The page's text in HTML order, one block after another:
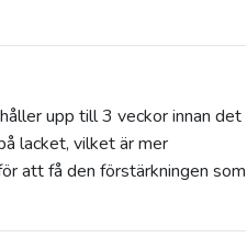
upp till 3 veckor innan det
lacket, vilket är mer
att få den förstärkningen som